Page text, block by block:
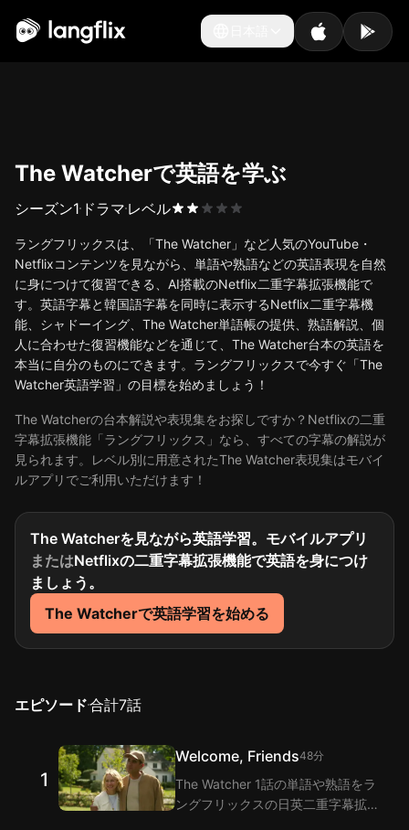
日本語
The Watcherで英語を学ぶ
シーズン1 ドラマ レベル
ラングフリックスは、「The Watcher」など人気のYouTube・
Netflixコンテンツを見ながら、単語や熟語などの英語表現を自然
に身につけて復習できる、AI搭載のNetflix二重字幕拡張機能で
す。英語字幕と韓国語字幕を同時に表示するNetflix二重字幕機
能、シャドーイング、The Watcher単語帳の提供、熟語解説、個
人に合わせた復習機能などを通じて、The Watcher台本の英語を
本当に自分のものにできます。ラングフリックスで今すぐ「The
Watcher英語学習」の目標を始めましょう！
The Watcherの台本解説や表現集をお探しですか？Netflixの二重
字幕拡張機能「ラングフリックス」なら、すべての字幕の解説が
見られます。レベル別に用意されたThe Watcher表現集はモバイ
ルアプリでご利用いただけます！
The Watcherを見ながら英語学習。モバイルアプリ
またはNetflixの二重字幕拡張機能で英語を身につけ
ましょう。
The Watcherで英語学習を始める
エピソード合計7話
1
Welcome, Friends48分
The Watcher 1話の単語や熟語をラ
ングフリックスの日英二重字幕拡張